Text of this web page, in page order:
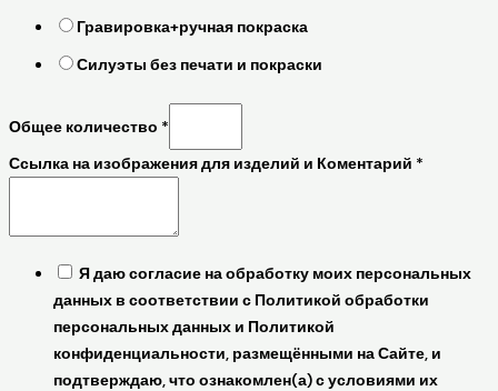
Гравировка+ручная покраска
Силуэты без печати и покраски
Общее количество *
Ссылка на изображения для изделий и Коментарий *
Я даю согласие на обработку моих персональных
данных в соответствии с Политикой обработки
персональных данных и Политикой
конфиденциальности, размещёнными на Сайте, и
подтверждаю, что ознакомлен(а) с условиями их